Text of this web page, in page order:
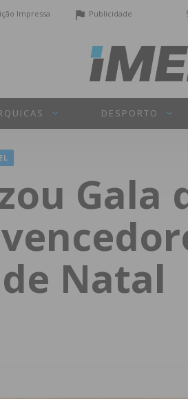
Impressa Publicidade
DESPORTO
Gala
Natal